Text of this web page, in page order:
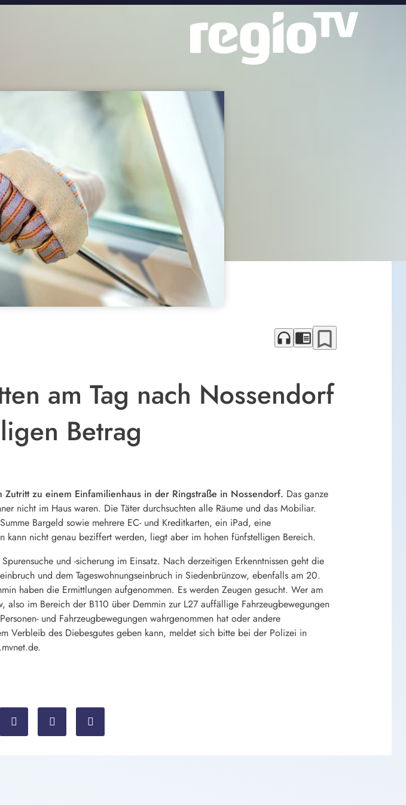
headphones chrome_reader_mode bookmark_border
am Tag nach Nossendorf
Betrag
zu einem Einfamilienhaus in der Ringstraße in Nossendorf. Das ganze
nicht im Haus waren. Die Täter durchsuchten alle Räume und das Mobiliar.
Bargeld sowie mehrere EC- und Kreditkarten, ein iPad, eine
kann nicht genau beziffert werden, liegt aber im hohen fünfstelligen Bereich.
und -sicherung im Einsatz. Nach derzeitigen Erkenntnissen geht die
und dem Tageswohnungseinbruch in Siedenbrünzow, ebenfalls am 20.
haben die Ermittlungen aufgenommen. Es werden Zeugen gesucht. Wer am
im Bereich der B110 über Demmin zur L27 auffällige Fahrzeugbewegungen
und Fahrzeugbewegungen wahrgenommen hat oder andere
Verbleib des Diebesgutes geben kann, meldet sich bitte bei der Polizei in